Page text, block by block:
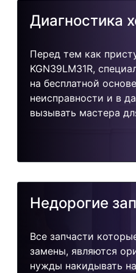
Диагностика
Перед тем как
KGN39LM31R,
на бесплатной
неисправности и в
вызывать мастера
Недорогие
Все запчасти
замены, являются
нужды накидывать